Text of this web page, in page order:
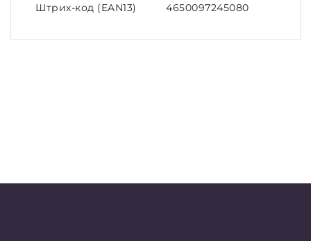
Штрих-код (EAN13) 4650097245080